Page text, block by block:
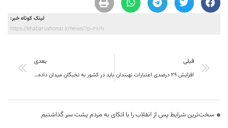
لینک کوتاه خبر:
https://khabarvahonar.ir/news/?p=28191
قبلی
افزایش 29 درصدی اعتبارات نهبندان
بعدی
باید در کشور به نخبگان میدان داده شود
سخت‌ترین شرایط پس از انقلاب را با اتکای به مردم پشت سر گذاشتیم